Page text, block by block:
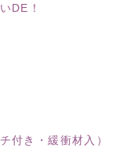
DE！
付き・緩衝材入）